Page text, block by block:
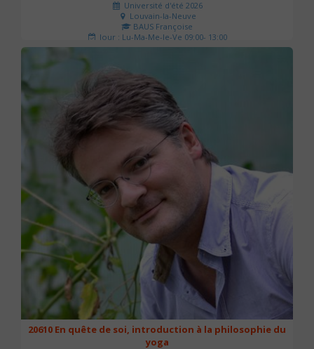
Université d'été 2026
Louvain-la-Neuve
BAUS Françoise
Jour : Lu-Ma-Me-Je-Ve 09:00- 13:00
Nombre de séances : 3
20610 En quête de soi, introduction à la philosophie du
yoga